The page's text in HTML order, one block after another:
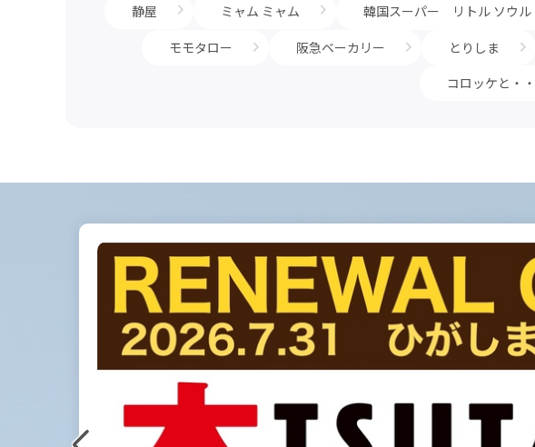
静屋
ミャム ミャム 韓国スーパー リトル ソウル
モモタロー 阪急ベーカリー とりしま
コロッケと・